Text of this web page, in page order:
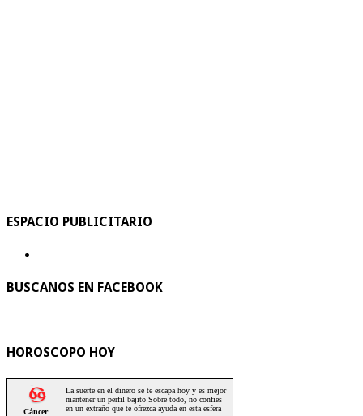
ESPACIO PUBLICITARIO
BUSCANOS EN FACEBOOK
HOROSCOPO HOY